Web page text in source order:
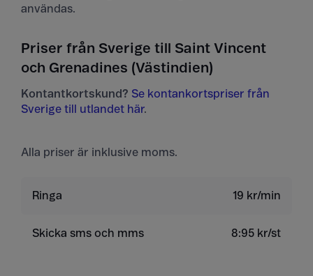
användas.
Priser från Sverige till Saint Vincent
och Grenadines (Västindien)
Kontantkortskund? Se kontankortspriser från
Sverige till utlandet här.
Alla priser är inklusive moms.
Ringa 19 kr/min
Skicka sms och mms 8:95 kr/st